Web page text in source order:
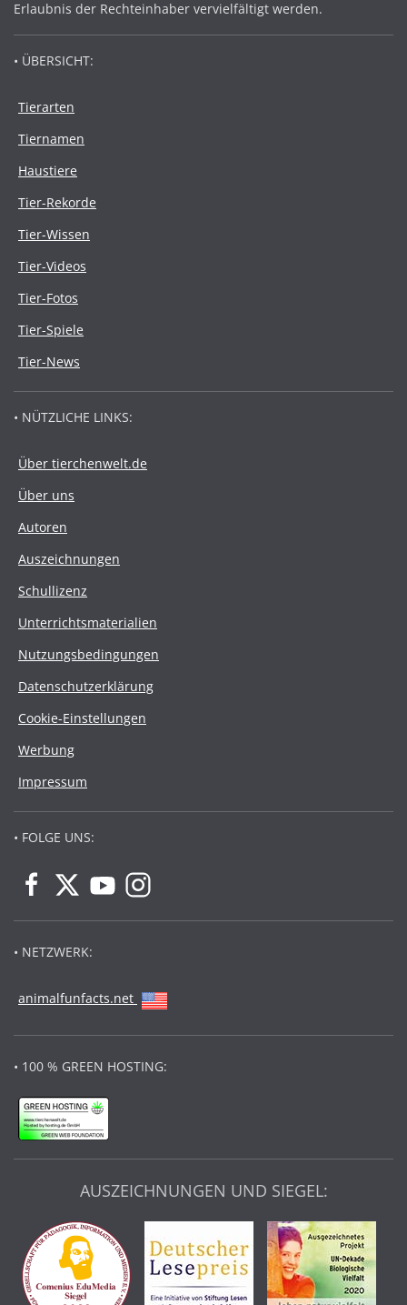
Erlaubnis der Rechteinhaber vervielfältigt werden.
• ÜBERSICHT:
Tierarten
Tiernamen
Haustiere
Tier-Rekorde
Tier-Wissen
Tier-Videos
Tier-Fotos
Tier-Spiele
Tier-News
• NÜTZLICHE LINKS:
Über tierchenwelt.de
Über uns
Autoren
Auszeichnungen
Schullizenz
Unterrichtsmaterialien
Nutzungsbedingungen
Datenschutzerklärung
Cookie-Einstellungen
Werbung
Impressum
• FOLGE UNS:
• NETZWERK:
animalfunfacts.net
• 100 % GREEN HOSTING:
AUSZEICHNUNGEN UND SIEGEL: